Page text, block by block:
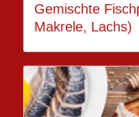
Gemischte
Makrele, Lachs)